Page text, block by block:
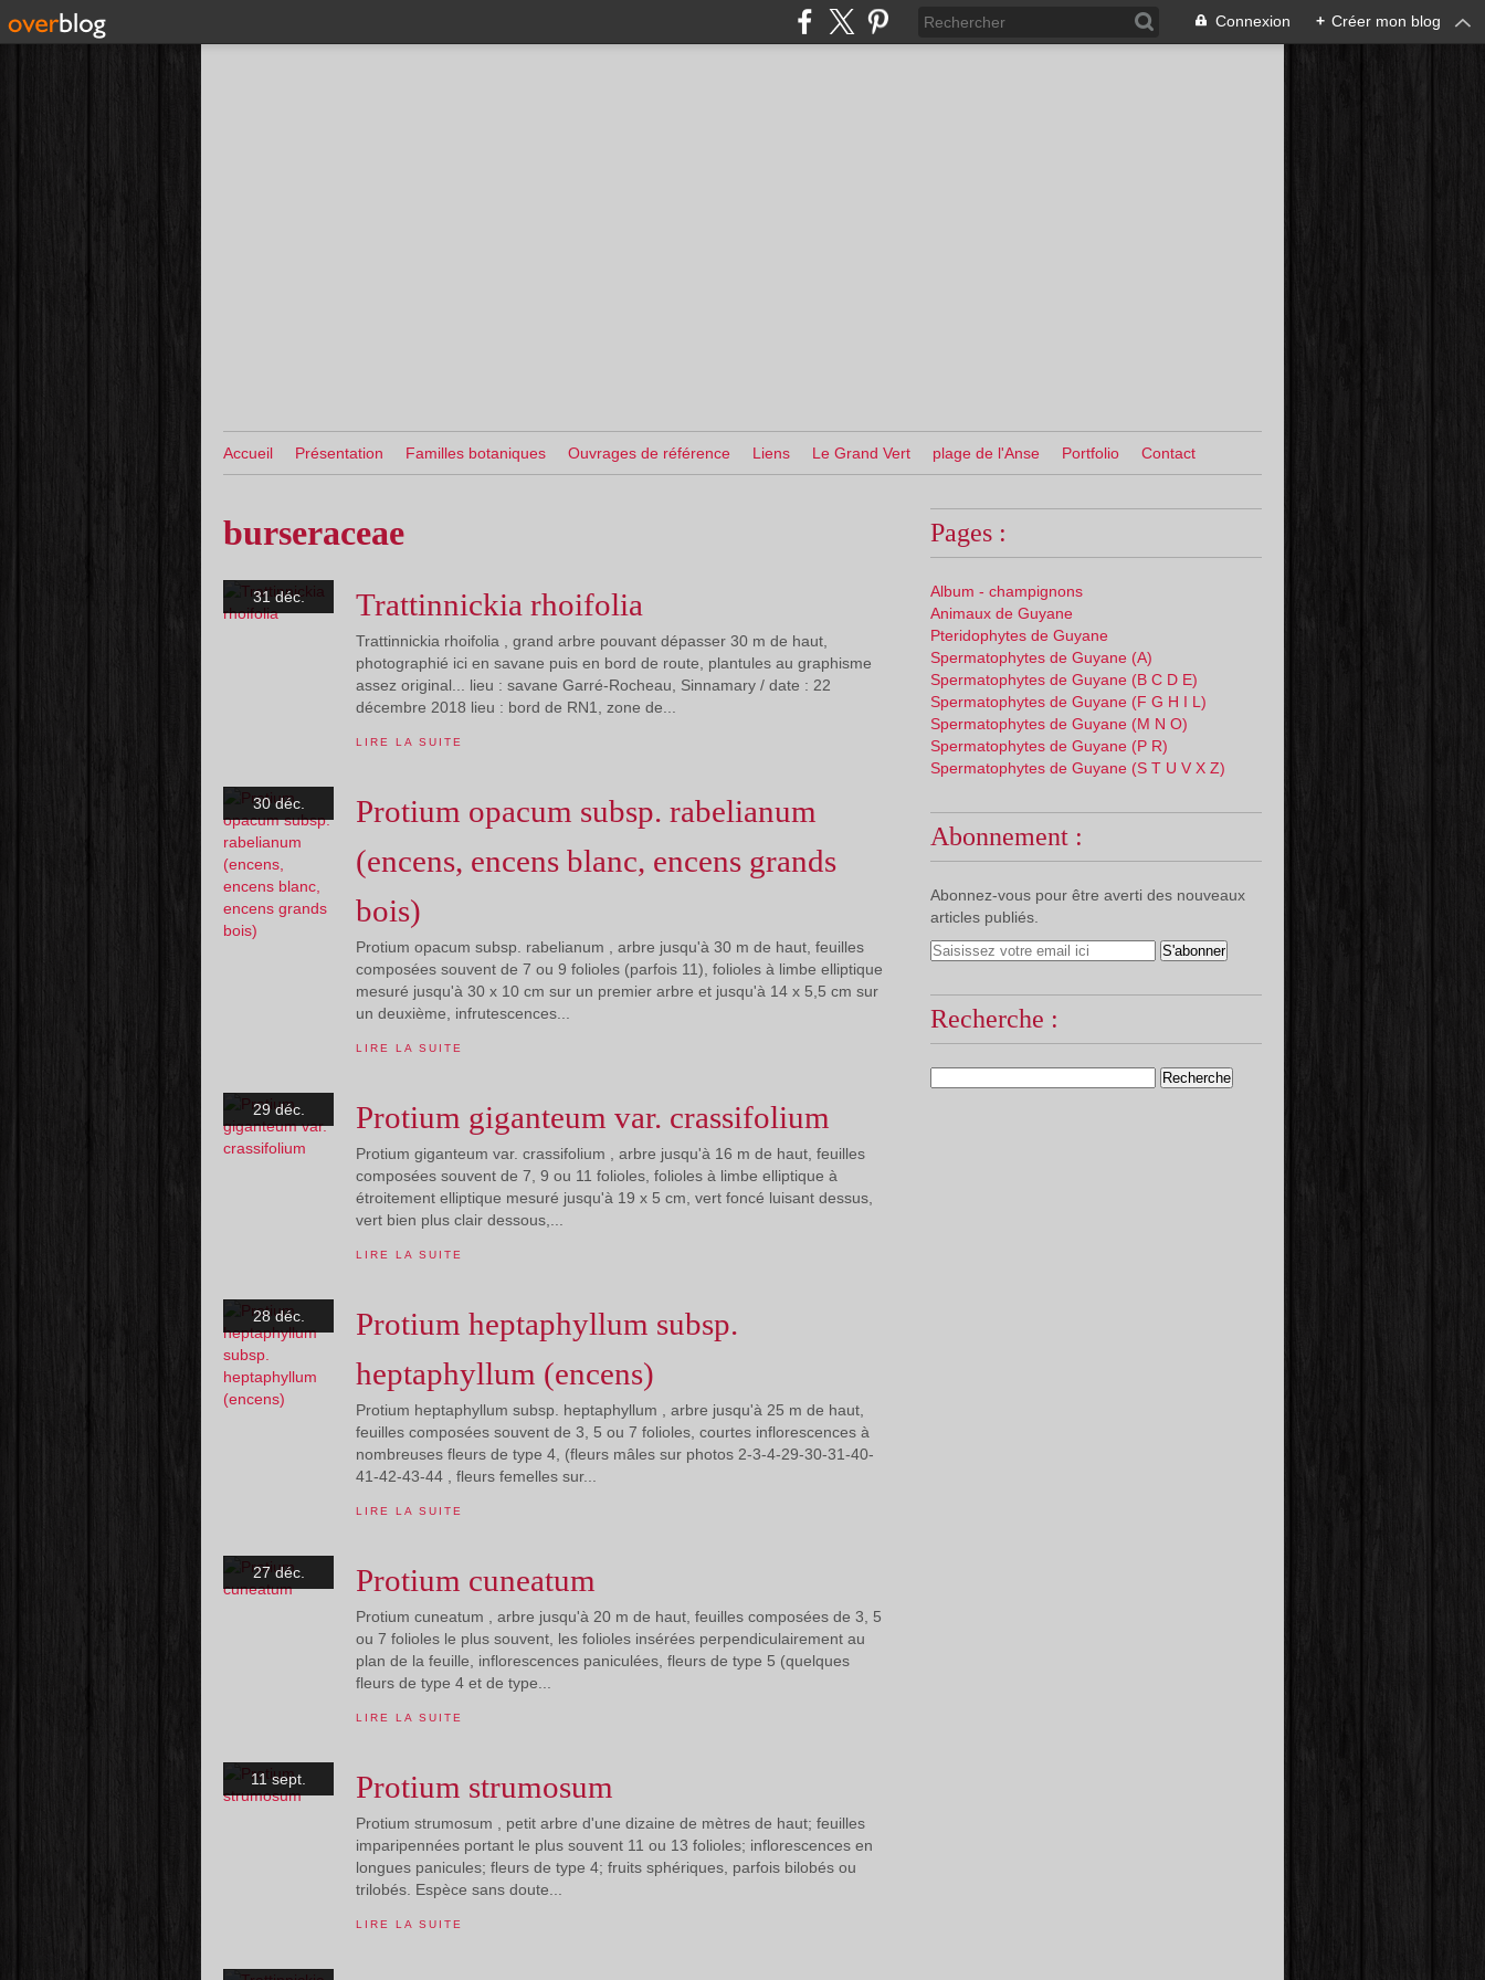
Connexion + Créer mon blog
Accueil Présentation Familles botaniques Ouvrages de référence Liens Le Grand Vert plage de l'Anse Portfolio Contact
burseraceae
31 déc. Trattinnickia rhoifolia
Trattinnickia rhoifolia , grand arbre pouvant dépasser 30 m de haut,
photographié ici en savane puis en bord de route, plantules au graphisme
assez original... lieu : savane Garré-Rocheau, Sinnamary / date : 22
décembre 2018 lieu : bord de RN1, zone de...
LIRE LA SUITE
30 déc.
Protium opacum subsp. rabelianum
(encens, encens blanc, encens grands
bois)
Protium opacum subsp. rabelianum , arbre jusqu'à 30 m de haut, feuilles
composées souvent de 7 ou 9 folioles (parfois 11), folioles à limbe elliptique
mesuré jusqu'à 30 x 10 cm sur un premier arbre et jusqu'à 14 x 5,5 cm sur
un deuxième, infrutescences...
LIRE LA SUITE
29 déc. Protium giganteum var. crassifolium
Protium giganteum var. crassifolium , arbre jusqu'à 16 m de haut, feuilles
composées souvent de 7, 9 ou 11 folioles, folioles à limbe elliptique à
étroitement elliptique mesuré jusqu'à 19 x 5 cm, vert foncé luisant dessus,
vert bien plus clair dessous,...
LIRE LA SUITE
28 déc.
Protium heptaphyllum subsp.
heptaphyllum (encens)
Protium heptaphyllum subsp. heptaphyllum , arbre jusqu'à 25 m de haut,
feuilles composées souvent de 3, 5 ou 7 folioles, courtes inflorescences à
nombreuses fleurs de type 4, (fleurs mâles sur photos 2-3-4-29-30-31-40-
41-42-43-44 , fleurs femelles sur...
LIRE LA SUITE
27 déc. Protium cuneatum
Protium cuneatum , arbre jusqu'à 20 m de haut, feuilles composées de 3, 5
ou 7 folioles le plus souvent, les folioles insérées perpendiculairement au
plan de la feuille, inflorescences paniculées, fleurs de type 5 (quelques
fleurs de type 4 et de type...
LIRE LA SUITE
11 sept. Protium strumosum
Protium strumosum , petit arbre d'une dizaine de mètres de haut; feuilles
imparipennées portant le plus souvent 11 ou 13 folioles; inflorescences en
longues panicules; fleurs de type 4; fruits sphériques, parfois bilobés ou
trilobés. Espèce sans doute...
LIRE LA SUITE
Pages :
Album - champignons
Animaux de Guyane
Pteridophytes de Guyane
Spermatophytes de Guyane (A)
Spermatophytes de Guyane (B C D E)
Spermatophytes de Guyane (F G H I L)
Spermatophytes de Guyane (M N O)
Spermatophytes de Guyane (P R)
Spermatophytes de Guyane (S T U V X Z)
Abonnement :
Abonnez-vous pour être averti des nouveaux
articles publiés.
Recherche :